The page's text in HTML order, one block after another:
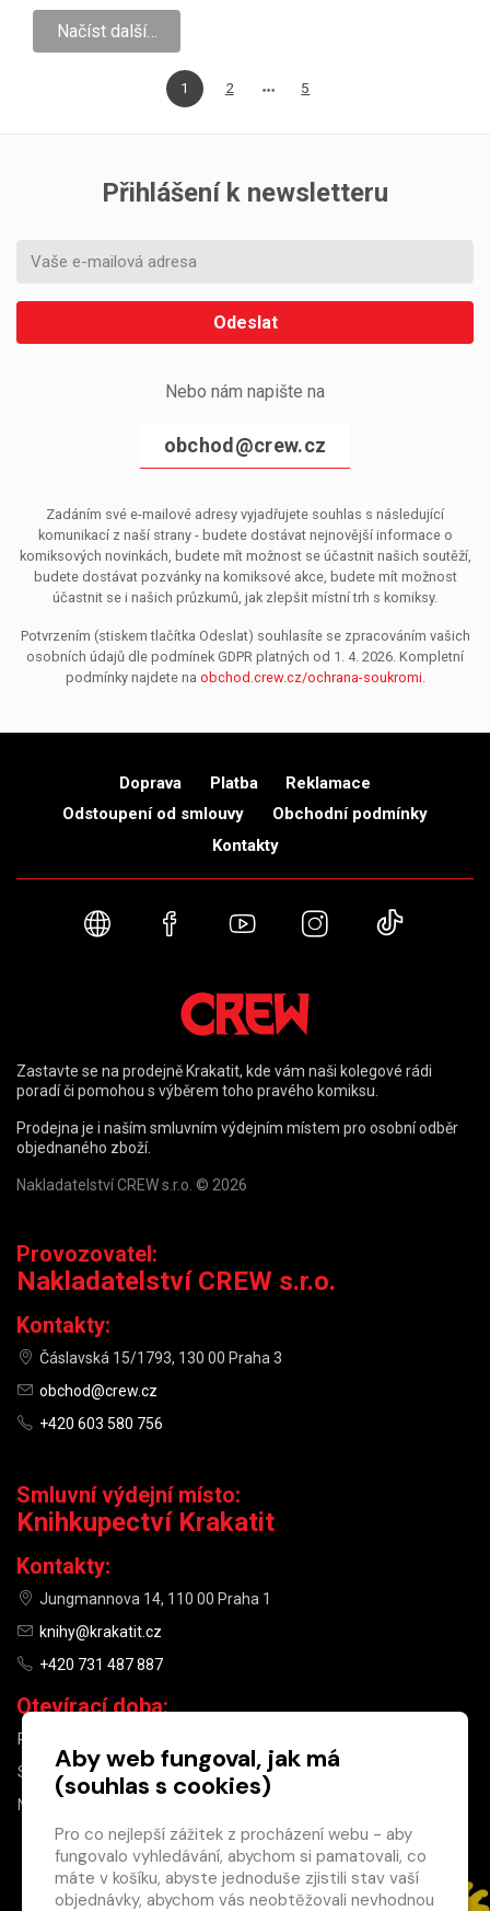
Načíst další…
1 2 5
Přihlášení k newsletteru
Odeslat
Nebo nám napište na
obchod@crew.cz
Zadáním své e-mailové adresy vyjadřujete souhlas s následující
komunikací z naší strany - budete dostávat nejnovější informace o
komiksových novinkách, budete mít možnost se účastnit našich soutěží,
budete dostávat pozvánky na komiksové akce, budete mít možnost
účastnit se i našich průzkumů, jak zlepšit místní trh s komiksy.
Potvrzením (stiskem tlačítka Odeslat) souhlasíte se zpracováním vašich
osobních údajů dle podmínek GDPR platných od 1. 4. 2026. Kompletní
podmínky najdete na obchod.crew.cz/ochrana-soukromi.
×
Doprava Platba
Reklamace
Odstoupení od smlouvy
Obchodní podmínky
Kontakty
Webové stránky
FacebookYouTubeInstagram
Zastavte se na prodejně Krakatit, kde vám naši kolegové rádi
poradí či pomohou s výběrem toho pravého komiksu.
Prodejna je i naším smluvním výdejním místem pro osobní odběr
objednaného zboží.
Nakladatelství CREW s.r.o. © 2026
Provozovatel:
Nakladatelství CREW s.r.o.
Kontakty:
Čáslavská 15/1793, 130 00 Praha 3
obchod@crew.cz
+420 603 580 756
Smluvní výdejní místo:
Knihkupectví Krakatit
Kontakty:
Jungmannova 14, 110 00 Praha 1
knihy@krakatit.cz
+420 731 487 887
Otevírací doba:
PO–PÁ
SO
10:00–13:00
NE
Aby web fungoval, jak má
(souhlas s cookies)
Pro co nejlepší zážitek z procházení webu - aby
fungovalo vyhledávání, abychom si pamatovali, co
máte v košíku, abyste jednoduše zjistili stav vaší
objednávky, abychom vás neobtěžovali nevhodnou